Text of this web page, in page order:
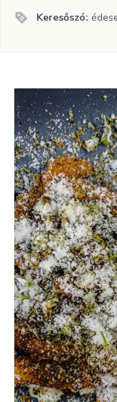
Keresőszó: